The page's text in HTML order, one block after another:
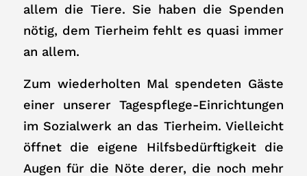
allem die Tiere. Sie haben die Spenden
nötig, dem Tierheim fehlt es quasi immer
an allem.
Zum wiederholten Mal spendeten Gäste
einer unserer Tagespflege-Einrichtungen
im Sozialwerk an das Tierheim. Vielleicht
öffnet die eigene Hilfsbedürftigkeit die
Augen für die Nöte derer, die noch mehr